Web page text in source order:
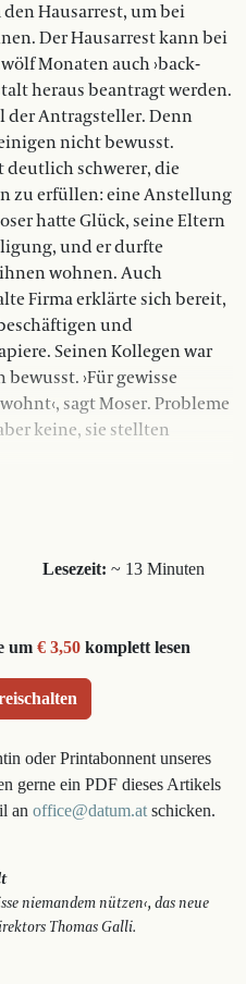
den Hausarrest, um bei
Der Hausarrest kann bei
Monaten auch ›back-
heraus beantragt werden.
der Antragsteller. Denn
nicht bewusst.
deutlich schwerer, die
zu erfüllen: eine Anstellung
hatte Glück, seine Eltern
und er durfte
wohnen. Auch
Firma erklärte sich bereit,
und
Seinen Kollegen war
›Für gewisse
sagt Moser. Probleme
keine, sie stellten
Lesezeit: ~ 13 Minuten
um € 3,50komplett lesen
oder Printabonnent unseres
gerne ein PDF dieses Artikels
anoffice@datum.at schicken.
niemandem nützen‹, das neue
Thomas Galli.